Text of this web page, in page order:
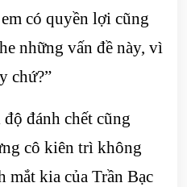
có quyền lợi cũng
những vấn đề này, vì
chứ?”
đánh chết cũng
cô kiên trì không
mắt kia của Trần Bạc